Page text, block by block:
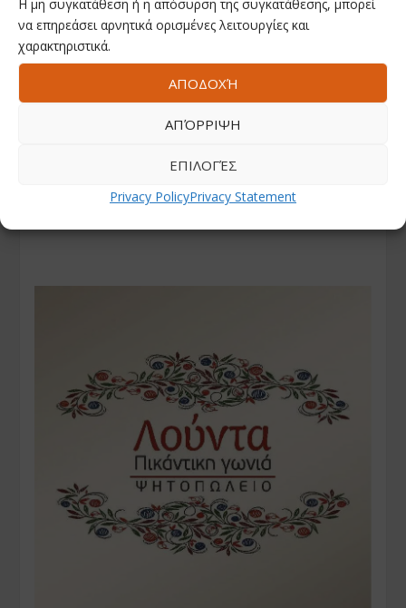
Η μη συγκατάθεση ή η απόσυρση της συγκατάθεσης, μπορεί
να επηρεάσει αρνητικά ορισμένες λειτουργίες και
χαρακτηριστικά.
ΑΠΟΔΟΧΉ
ΑΠΌΡΡΙΨΗ
ΕΠΙΛΟΓΈΣ
Privacy PolicyPrivacy Statement